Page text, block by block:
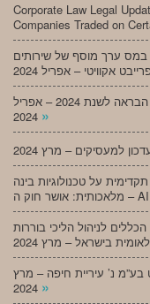
Corporate Law Legal
Companies Traded on
במס ערך מוסף של שירותים
מעו”דכן יחסי עבודה – הקפאה והפחתה של דמי הבראה לשנת 2024 – אפריל
»
על טכנולוגיות בינה
לניהול הליכי בוררות
בע”מ נ’ עיריית חיפה – מרץ
»